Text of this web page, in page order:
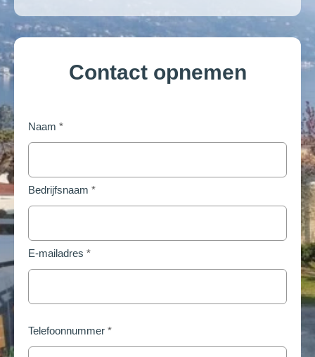
Contact opnemen
Naam *
Bedrijfsnaam *
E-mailadres *
Telefoonnummer *